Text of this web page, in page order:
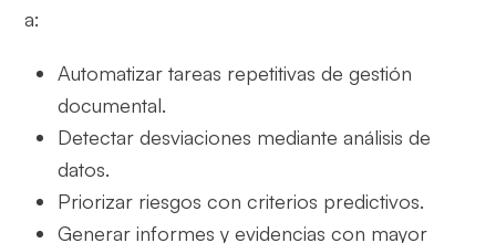
a:
Automatizar tareas repetitivas de gestión
documental.
Detectar desviaciones mediante análisis de
datos.
Priorizar riesgos con criterios predictivos.
Generar informes y evidencias con mayor